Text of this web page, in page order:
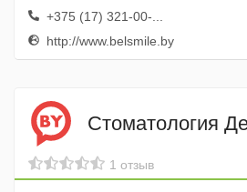
+375 (17) 321-00-...
http://www.belsmile.by
Стоматология
1 отзыв